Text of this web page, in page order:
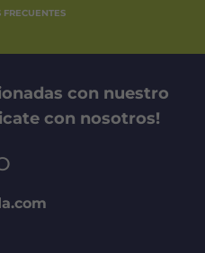
FRECUENTES
con nuestro
con nosotros!